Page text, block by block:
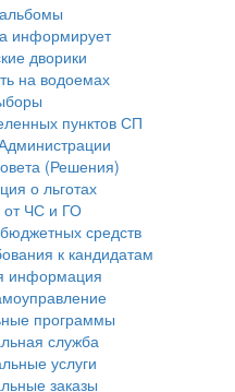
информирует
дворики
на водоемах
пунктов СП
(Решения)
о льготах
ЧС и ГО
средств
к кандидатам
информация
программы
служба
услуги
заказы